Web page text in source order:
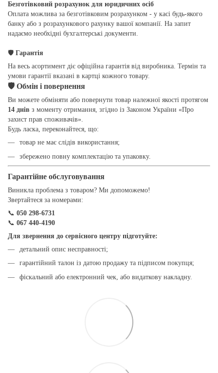
Безготівковий розрахунок для юридичних осіб
Оплата можлива за безготівковим розрахунком - у касі будь-якого
банку або з розрахункового рахунку вашої компанії. На запит
надаємо необхідні бухгалтерські документи.
🛡 Гарантія
На весь асортимент діє офіційна гарантія від виробника. Термін та
умови гарантії вказані в картці кожного товару.
🛡 Обмін і повернення
Ви можете обміняти або повернути товар належної якості протягом
14 днів з моменту отримання, згідно із Законом України «Про
захист прав споживачів».
Будь ласка, переконайтеся, що:
товар не має слідів використання;
збережено повну комплектацію та упаковку.
Гарантійне обслуговування
Виникла проблема з товаром? Ми допоможемо!
Звертайтеся за номерами:
📞 050 298-6731
📞 067 440-4190
Для звернення до сервісного центру підготуйте:
детальний опис несправності;
гарантійний талон із датою продажу та підписом покупця;
фіскальний або електронний чек, або видаткову накладну.